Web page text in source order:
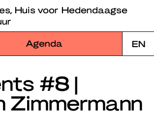
Huis voor Hedendaagse
Agenda EN
#8 |
Zimmermann